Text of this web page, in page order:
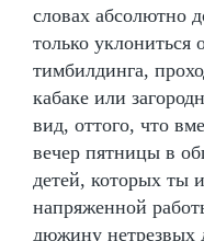
словах абсолютно
только уклониться
тимбилдинга,
кабаке или
вид, оттого, что
вечер пятницы в
детей, которых ты
напряженной
дюжину нетрезвых